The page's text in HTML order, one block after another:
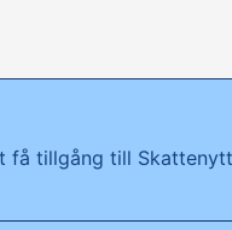
få tillgång till Skattenytt